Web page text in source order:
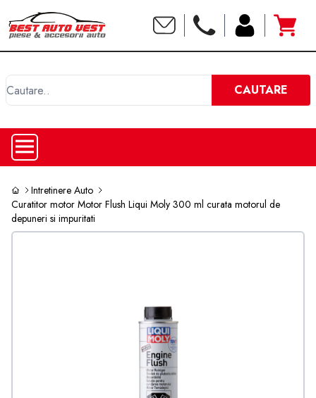
CAUTARE
Intretinere Auto
Curatitor motor Motor Flush Liqui Moly 300 ml curata motorul de
depuneri si impuritati